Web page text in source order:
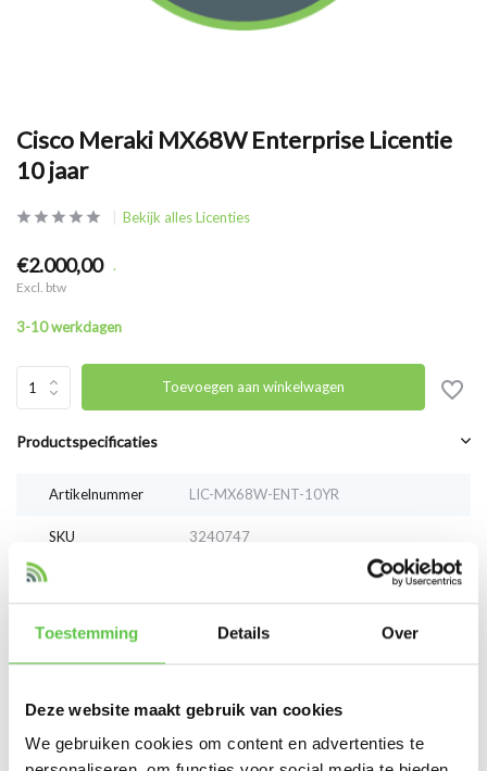
Toestemming Details Over
Deze website maakt gebruik van cookies
We gebruiken cookies om content en advertenties te
Cisco Meraki MX68W Enterprise Licentie
10 jaar
Bekijk alles Licenties
€2.000,00 .
Excl. btw
3-10 werkdagen
Toevoegen aan winkelwagen
Productspecificaties
Artikelnummer LIC-MX68W-ENT-10YR
SKU 3240747
Vergelijk Delen
Reviews
Based on 0 reviews